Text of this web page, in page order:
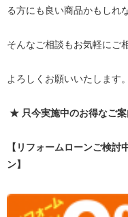
る方にも良い商品かもしれ
そんなご相談もお気軽にご
よろしくお願いいたします。
★ 只今実施中のお得なご
【リフォームローンご検
ン】